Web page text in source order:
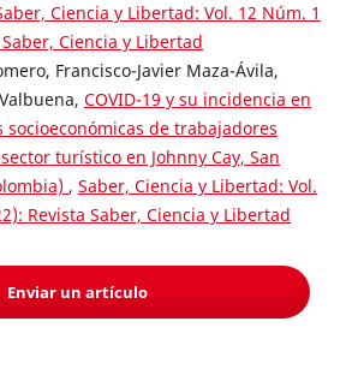
Ciencia y Libertad: Vol. 12 Núm. 1
Ciencia y Libertad
Francisco-Javier Maza-Ávila,
COVID-19 y su incidencia en
socioeconómicas de trabajadores
turístico en Johnny Cay, San
, Saber, Ciencia y Libertad: Vol.
Revista Saber, Ciencia y Libertad
Enviar un artículo